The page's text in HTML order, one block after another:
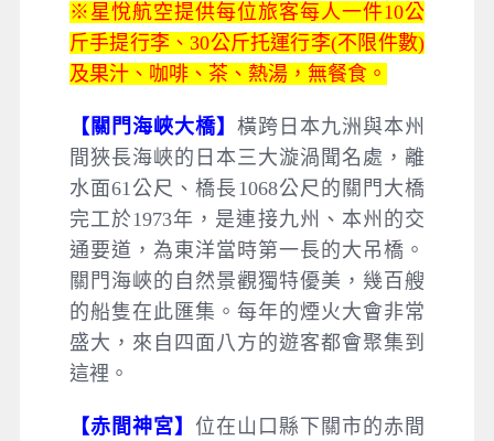
※星悅航空提供每位旅客每人一件10公
斤手提行李、30公斤托運行李(不限件數)
及果汁、咖啡、茶、熱湯，無餐食。
【關門海峽大橋】 橫跨日本九洲與本州
間狹長海峽的日本三大漩渦聞名處，離
水面61公尺、橋長1068公尺的關門大橋
完工於1973年，是連接九州、本州的交
通要道，為東洋當時第一長的大吊橋。
關門海峽的自然景觀獨特優美，幾百艘
的船隻在此匯集。每年的煙火大會非常
盛大，來自四面八方的遊客都會聚集到
這裡。
【赤間神宮】 位在山口縣下關市的赤間